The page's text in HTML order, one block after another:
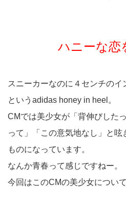
ハニーな恋
スニーカーなのに４センチのイ
というadidas honey in heel。
CMでは美少女が「背伸びした
って」「この意気地なし」と
ものになっています。
なんか青春って感じですねー。
今回はこのCMの美少女につい